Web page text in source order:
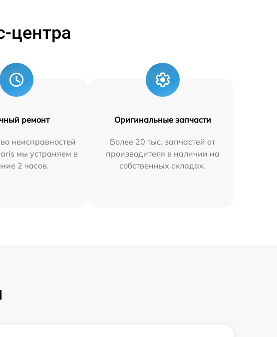
центра
ремонт
неисправностей
мы устраняем в
2 часов.
Оригинальные запчасти
Более 20 тыс. запчастей от
производителя в наличии на
собственных складах.